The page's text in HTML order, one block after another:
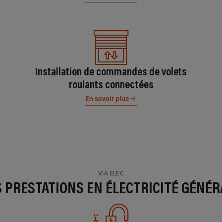
Installation de commandes de volets
roulants connectées
En savoir plus
VIA ELEC
PRESTATIONS EN ÉLECTRICITÉ